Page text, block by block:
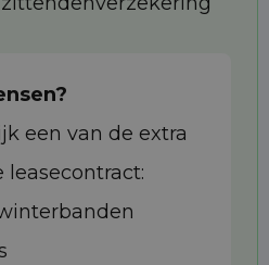
een van de extra
leasecontract: